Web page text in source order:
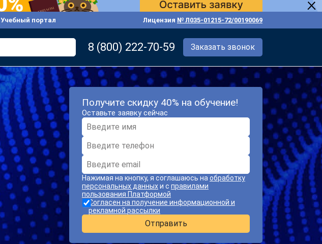
Учебный портал Лицензия № Л035-01215-72/00190069
8 (800) 222-70-59 Заказать звонок
Получите скидку 40% на обучение!
Оставьте заявку сейчас
Нажимая на кнопку, я соглашаюсь на обработку
персональных данныхи с правилами
пользования Платформой
Согласен на получение информационной и
рекламной рассылки
Отправить